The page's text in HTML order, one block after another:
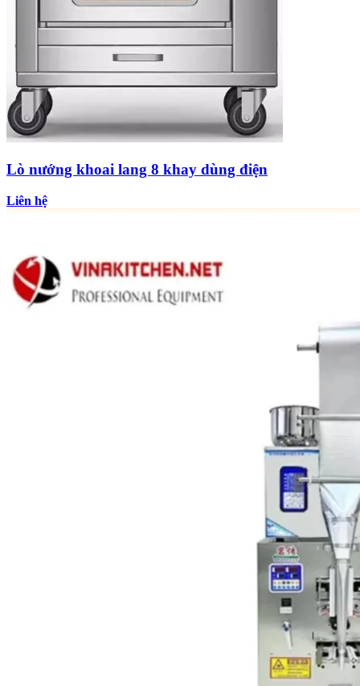
Lò nướng khoai lang 8 khay dùng điện
Liên hệ